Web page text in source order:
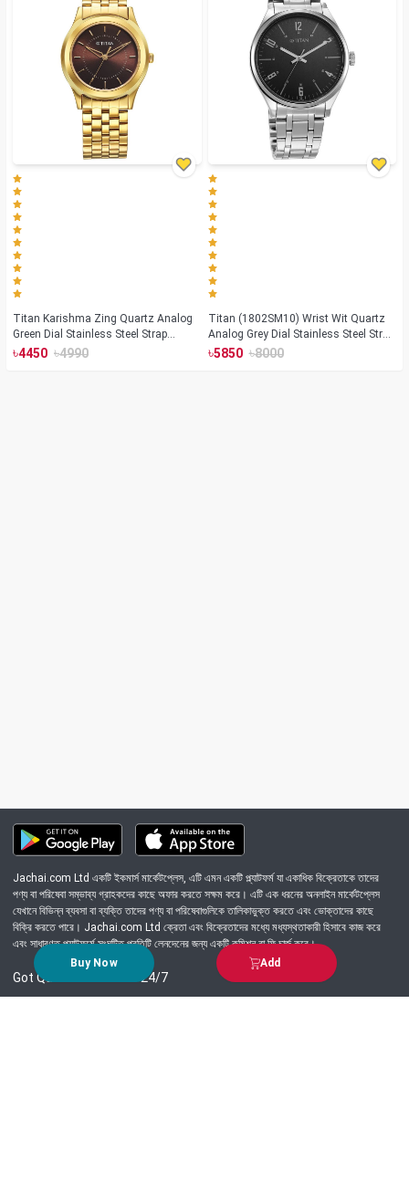
Buy Now Add
Titan Karishma Zing Quartz Analog
Green Dial Stainless Steel Strap
Watch For Men (1648YM06)
৳4450 ৳4990
Titan (1802SM10) Wrist Wit Quartz
Analog Grey Dial Stainless Steel Strap
Watch for Men
৳5850 ৳8000
Jachai.com Ltd একটি ইকমার্স মার্কেটপ্লেস, এটি এমন একটি প্ল্যাটফর্ম যা একাধিক বিক্রেতাকে তাদের
পণ্য বা পরিষেবা সম্ভাব্য গ্রাহকদের কাছে অফার করতে সক্ষম করে। এটি এক ধরনের অনলাইন মার্কেটপ্লেস
যেখানে বিভিন্ন ব্যবসা বা ব্যক্তি তাদের পণ্য বা পরিষেবাগুলিকে তালিকাভুক্ত করতে এবং ভোক্তাদের কাছে
বিক্রি করতে পারে। Jachai.com Ltd ক্রেতা এবং বিক্রেতাদের মধ্যে মধ্যস্থতাকারী হিসাবে কাজ করে
এবং সাধারণত প্ল্যাটফর্মে সংঘটিত প্রতিটি লেনদেনের জন্য একটি কমিশন বা ফি চার্জ করে।
Got Question? Call us 24/7